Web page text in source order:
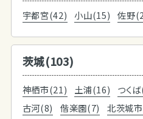
宇都宮(42) 小山(15) 佐野
茨城(103)
神栖市(21) 土浦(16) つく
古河(8)
偕楽園(7)
北茨城